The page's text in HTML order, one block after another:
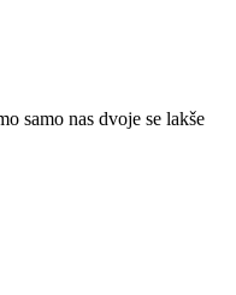
samo nas dvoje se lakše